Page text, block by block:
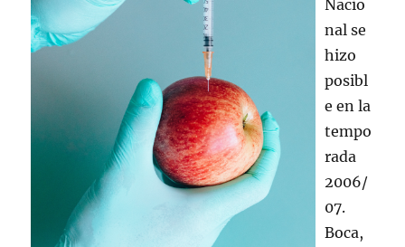
Nacio
nal se
hizo
posibl
e en la
tempo
rada
2006/
07.
Boca,